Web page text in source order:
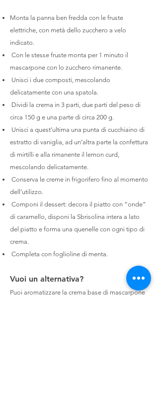
Monta la panna ben fredda con le fruste
elettriche, con metà dello zucchero a velo
indicato.
Con le stesse fruste monta per 1 minuto il
mascarpone con lo zucchero rimanente.
Unisci i due composti, mescolando
delicatamente con una spatola.
Dividi la crema in 3 parti, due parti del peso di
circa 150 g e una parte di circa 200 g.
Unisci a quest’ultima una punta di cucchiaino di
estratto di vaniglia, ad un’altra parte la confettura
di mirtilli e alla rimanente il lemon curd,
mescolando delicatamente.
Conserva le creme in frigorifero fino al momento
dell’utilizzo.
Componi il dessert: decora il piatto con “onde”
di caramello, disponi la Sbrisolina intera a lato
del piatto e forma una quenelle con ogni tipo di
crema.
Completa con foglioline di menta.
Vuoi un alternativa?
Puoi aromatizzare la crema base di mascarpone